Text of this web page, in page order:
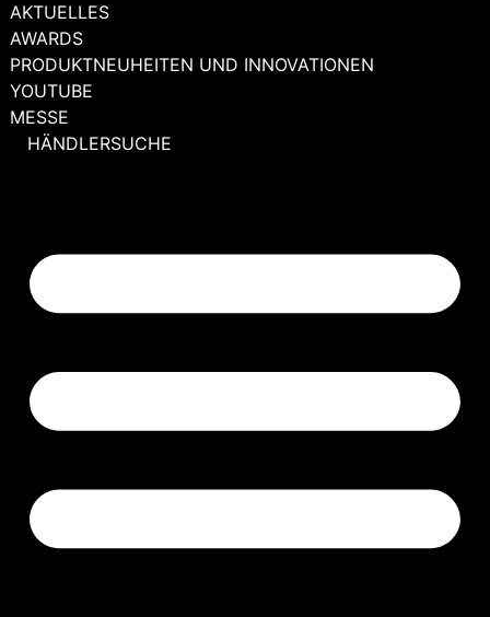
AKTUELLES
AWARDS
PRODUKTNEUHEITEN UND INNOVATIONEN
YOUTUBE
MESSE
HÄNDLERSUCHE